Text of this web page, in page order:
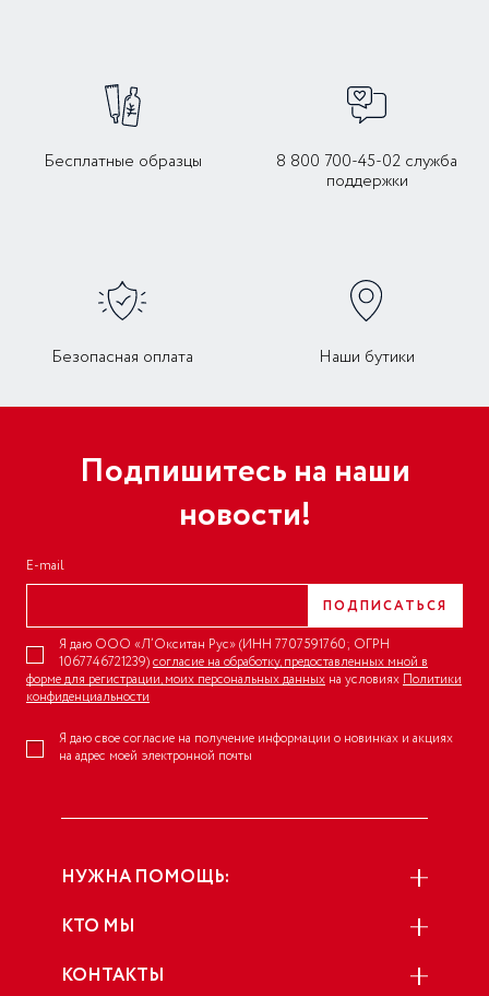
Бесплатные образцы
8 800 700-45-02 служба
поддержки
Безопасная оплата Наши бутики
Подпишитесь на наши
новости!
E-mail
ПОДПИСАТЬСЯ
Я даю ООО «Л’Окситан Рус» (ИНН 7707591760; ОГРН
1067746721239)согласие на обработку, предоставленных мной в
форме для регистрации, моих персональных данных на условиях Политики
конфиденциальности
Я даю свое согласие на получение информации о новинках и акциях
на адрес моей электронной почты
НУЖНА ПОМОЩЬ:
КТО МЫ
КОНТАКТЫ